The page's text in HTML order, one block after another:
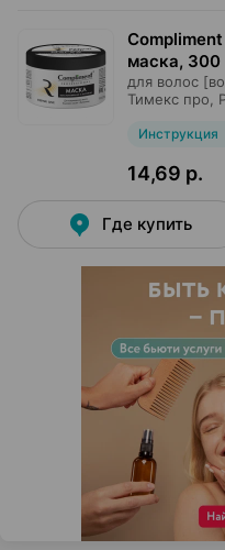
маска, 300
для волос
Тимекс про ,
Инструкция
14,69 р.
Где купить